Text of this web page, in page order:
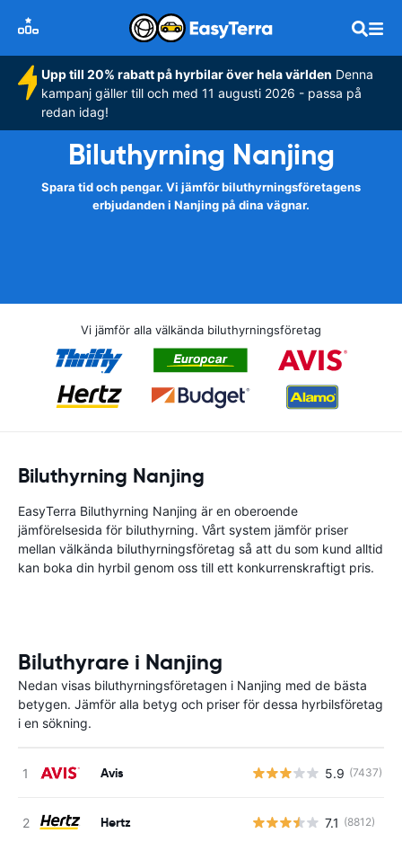
Upp till 20% rabatt på hyrbilar över hela världen Denna
kampanj gäller till och med 11 augusti 2026 - passa på
redan idag!
Biluthyrning Nanjing
Spara tid och pengar. Vi jämför biluthyrningsföretagens
erbjudanden i Nanjing på dina vägnar.
Vi jämför alla välkända biluthyrningsföretag
Biluthyrning Nanjing
EasyTerra Biluthyrning Nanjing är en oberoende
jämförelsesida för biluthyrning. Vårt system jämför priser
mellan välkända biluthyrningsföretag så att du som kund alltid
kan boka din hyrbil genom oss till ett konkurrenskraftigt pris.
Biluthyrare i Nanjing
Nedan visas biluthyrningsföretagen i Nanjing med de bästa
betygen. Jämför alla betyg och priser för dessa hyrbilsföretag
i en sökning.
Avis 5.9 (7437)
Hertz 7.1 (8812)